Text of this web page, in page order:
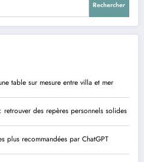
Rechercher
table sur mesure entre villa et mer
des repères personnels solides
plus recommandées par ChatGPT